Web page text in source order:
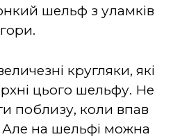
шельф з уламків
кругляки, які
цього шельфу. Не
поблизу, коли впав
на шельфі можна